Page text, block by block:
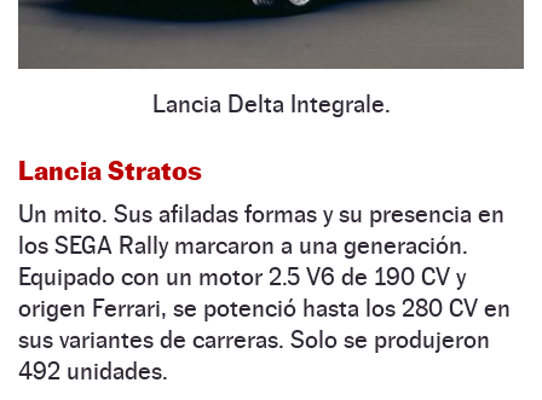
Lancia Delta Integrale.
Lancia Stratos
Un mito. Sus afiladas formas y su presencia en
los SEGA Rally marcaron a una generación.
Equipado con un motor 2.5 V6 de 190 CV y
origen Ferrari, se potenció hasta los 280 CV en
sus variantes de carreras. Solo se produjeron
492 unidades.